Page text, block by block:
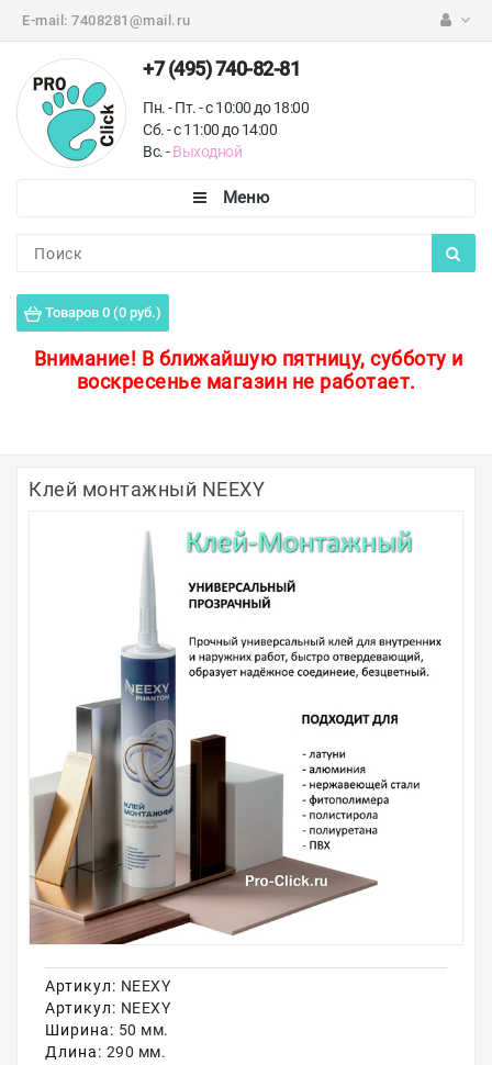
E-mail: 7408281@mail.ru
+7 (495) 740-82-81
Пн. - Пт. - с 10:00 до 18:00
Сб. - с 11:00 до 14:00
Вс. -Выходной
Товаров 0 (0 руб.)
Внимание! В ближайшую пятницу, субботу и
воскресенье магазин не работает.
Пороги для пола
Защитные уголки
Профили для стекла и SPC
Обводы для труб
Алюминиевые профили
Крепёж и крепления
Садовая мебель
Оплата
Доставка
Самовывоз
Контакты
Акции
Клей монтажный NEEXY
Артикул: NEEXY
Артикул: NEEXY
Ширина: 50 мм.
Длина: 290 мм.